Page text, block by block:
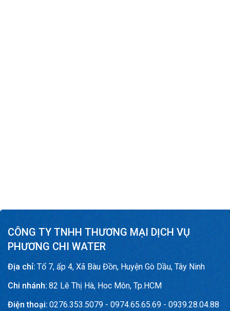
CÔNG TY TNHH THƯƠNG MẠI DỊCH VỤ
PHƯƠNG CHI WATER
Địa chỉ: Tổ 7, ấp 4, Xã Bàu Đồn, Huyện Gò Dầu, Tây Ninh
Chi nhánh: 82 Lê Thị Hà, Hoc Môn, Tp.HCM
Điện thoại: 0276.353.5079 - 0974.65.65.69 - 0939.28.04.88